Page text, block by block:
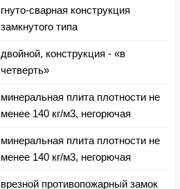
гнуто-сварная конструкция
замкнутого типа
двойной, конструкция - «в
четверть»
минеральная плита плотности не
менее 140 кг/м3, негорючая
минеральная плита плотности не
менее 140 кг/м3, негорючая
врезной противопожарный замок